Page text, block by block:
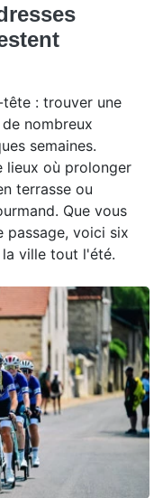
: trouver une
nombreux
semaines.
lieux où prolonger
terrasse ou
Que vous
passage, voici six
ville tout l'été.